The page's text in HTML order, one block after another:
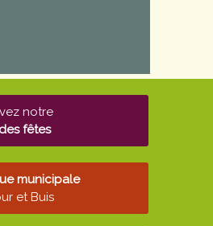
notre
fêtes
municipale
et Buis